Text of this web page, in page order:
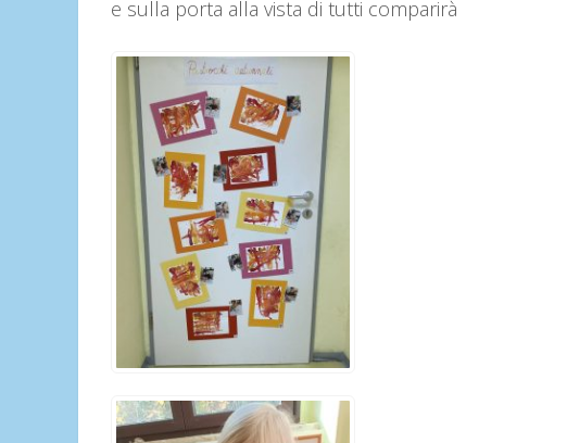
e sulla porta alla vista di tutti comparirà